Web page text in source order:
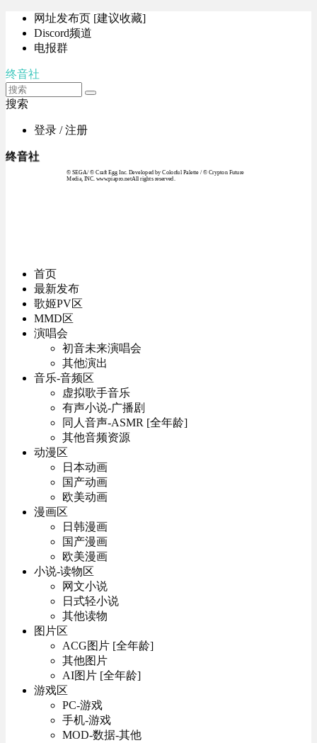
网址发布页 [建议收藏]
Discord频道
电报群
终音社
搜索
登录 / 注册
终音社
© SEGA / © Craft Egg Inc. Developed by Colorful Palette / © Crypton Future
Media, INC. www.piapro.netAll rights reserved.
首页
最新发布
歌姬PV区
MMD区
演唱会
初音未来演唱会
其他演出
音乐-音频区
虚拟歌手音乐
有声小说-广播剧
同人音声-ASMR [全年龄]
其他音频资源
动漫区
日本动画
国产动画
欧美动画
漫画区
日韩漫画
国产漫画
欧美漫画
小说-读物区
网文小说
日式轻小说
其他读物
图片区
ACG图片 [全年龄]
其他图片
AI图片 [全年龄]
游戏区
PC-游戏
手机-游戏
MOD-数据-其他